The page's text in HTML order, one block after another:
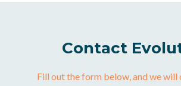
Contact
Fill out the form below, and we will